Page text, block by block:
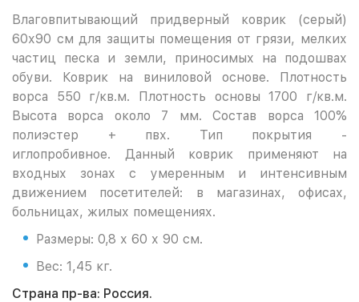
Влаговпитывающий придверный коврик (серый)
60х90 см для защиты помещения от грязи, мелких
частиц песка и земли, приносимых на подошвах
обуви. Коврик на виниловой основе. Плотность
ворса 550 г/кв.м. Плотность основы 1700 г/кв.м.
Высота ворса около 7 мм. Состав ворса 100%
полиэстер + пвх. Тип покрытия -
иглопробивное. Данный коврик применяют на
входных зонах с умеренным и интенсивным
движением посетителей: в магазинах, офисах,
больницах, жилых помещениях.
Размеры: 0,8 х 60 х 90 см.
Вес: 1,45 кг.
Страна пр-ва: Россия.